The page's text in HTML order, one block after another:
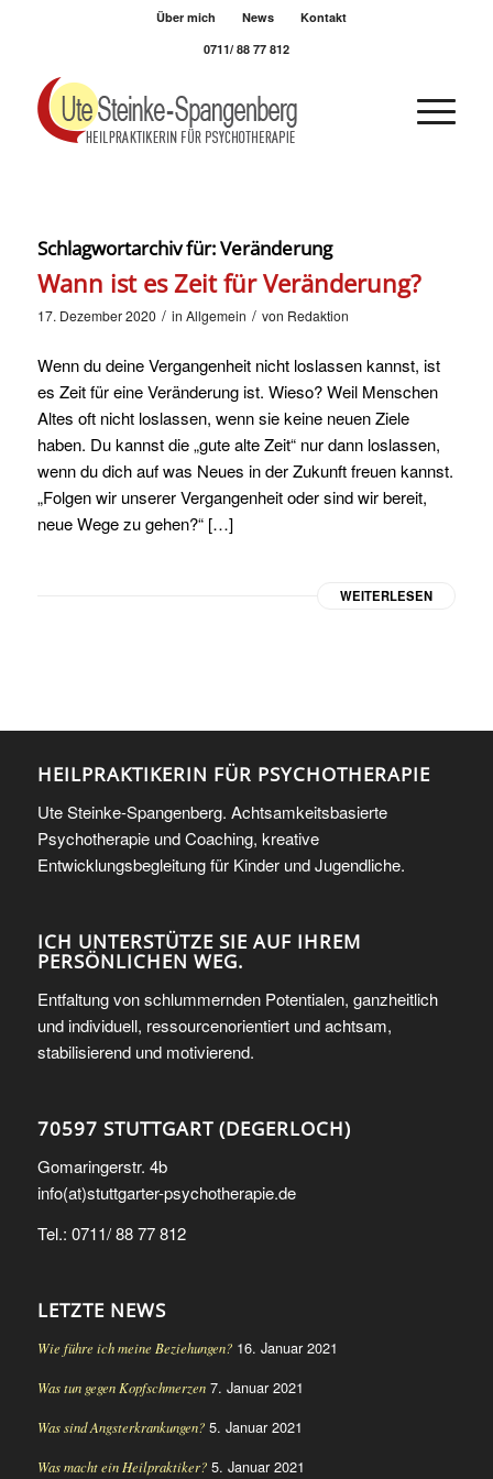
Über mich News
Kontakt
0711/ 88 77 812
Schlagwortarchiv für:Veränderung
Wann ist es Zeit für Veränderung?
17. Dezember 2020 / in Allgemein / von Redaktion
Wenn du deine Vergangenheit nicht loslassen kannst, ist
es Zeit für eine Veränderung ist. Wieso? Weil Menschen
Altes oft nicht loslassen, wenn sie keine neuen Ziele
haben. Du kannst die „gute alte Zeit“ nur dann loslassen,
wenn du dich auf was Neues in der Zukunft freuen kannst.
„Folgen wir unserer Vergangenheit oder sind wir bereit,
neue Wege zu gehen?“ […]
WEITERLESEN
HEILPRAKTIKERIN FÜR PSYCHOTHERAPIE
Ute Steinke-Spangenberg. Achtsamkeitsbasierte
Psychotherapie und Coaching, kreative
Entwicklungsbegleitung für Kinder und Jugendliche.
ICH UNTERSTÜTZE SIE AUF IHREM
PERSÖNLICHEN WEG.
Entfaltung von schlummernden Potentialen, ganzheitlich
und individuell, ressourcenorientiert und achtsam,
stabilisierend und motivierend.
70597 STUTTGART (DEGERLOCH)
Gomaringerstr. 4b
info(at)stuttgarter-psychotherapie.de
Tel.: 0711/ 88 77 812
LETZTE NEWS
Wie führe ich meine Beziehungen? 16. Januar 2021
Was tun gegen Kopfschmerzen 7. Januar 2021
Was sind Angsterkrankungen? 5. Januar 2021
Was macht ein Heilpraktiker? 5. Januar 2021